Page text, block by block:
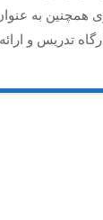
همچنین به